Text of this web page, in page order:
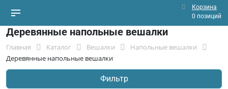
Корзина
0 позиций
Деревянные напольные вешалки
Главная Каталог Вешалки
Напольные вешалки
Деревянные напольные вешалки
Фильтр